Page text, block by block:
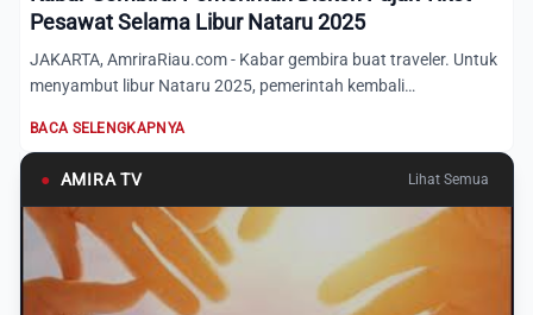
Pesawat Selama Libur Nataru 2025
JAKARTA, AmriraRiau.com - Kabar gembira buat traveler. Untuk
menyambut libur Nataru 2025, pemerintah kembali
BACA SELENGKAPNYA
● AMIRA TV Lihat Semua